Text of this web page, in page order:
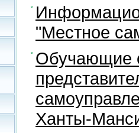
"Местное
Обучающие
Ханты-